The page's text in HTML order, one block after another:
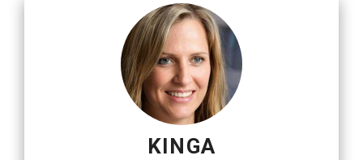
KINGA